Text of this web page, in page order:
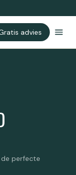
advies
de perfecte